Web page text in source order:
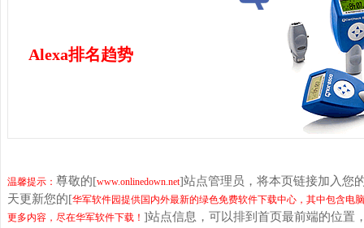
Alexa排名趋势
温馨提示： 尊敬的[www.onlinedown.net]站点管理员，将本页链接加入您
天更新您的[华军软件园提供国内外最新的绿色免费软件下载中心，其中包含电
更多内容，尽在华军软件下载！ ]站点信息，可以排到首页最前端的位置